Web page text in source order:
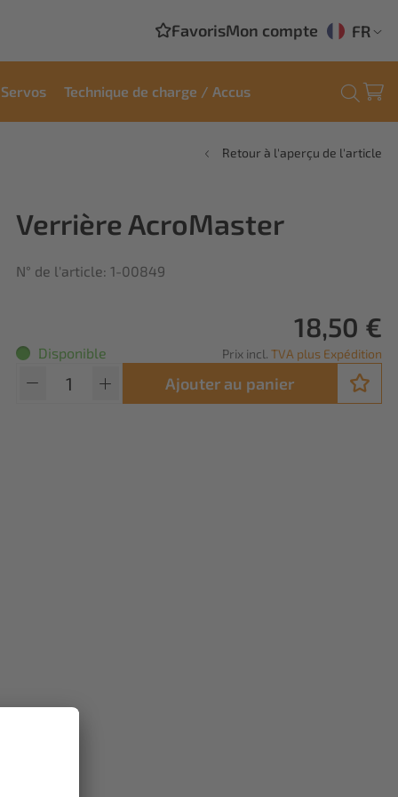
FavorisMon compte FR
Servos Technique de charge / Accus
Retour à l'aperçu de l'article
Verrière AcroMaster
N° de l'article: 1-00849
18,50 €
Prix incl. TVA plus Expédition
Disponible
Ajouter au panier